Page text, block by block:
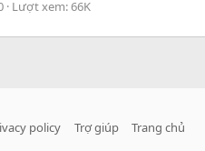
Lượt xem: 66K
policy Trợ giúp Trang chủ